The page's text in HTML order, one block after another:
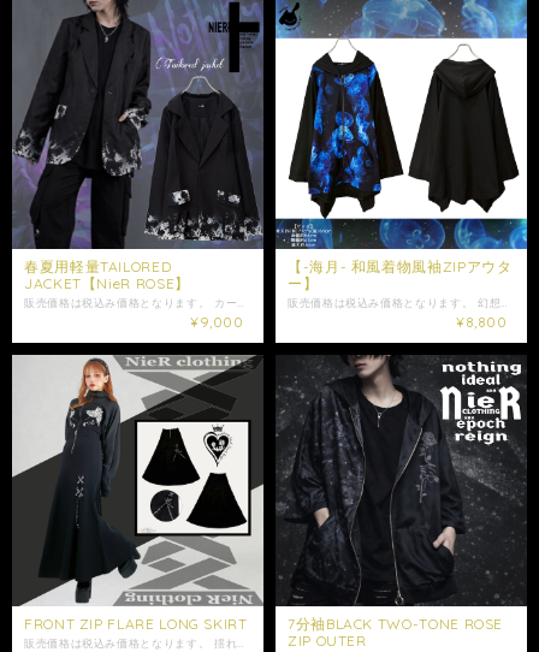
春夏用軽量TAILORED
JACKET【NieR ROSE】
¥9,000
【-海月- 和風着物風袖ZIPアウタ
ー】
¥8,800
FRONT ZIP FLARE LONG SKIRT
7分袖BLACK TWO-TONE ROSE
ZIP OUTER